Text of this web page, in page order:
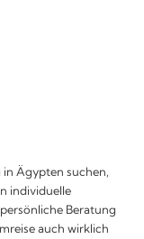
Ägypten suchen,
individuelle
Beratung
auch wirklich